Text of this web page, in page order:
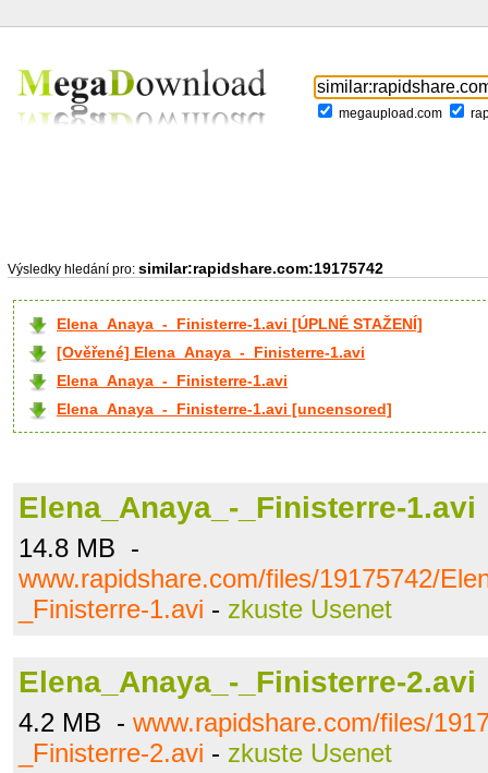
megaupload.com
Výsledky hledání pro: similar:rapidshare.com:19175742
Elena_Anaya_-_Finisterre-1.avi [ÚPLNÉ STAŽENÍ]
[Ověřené] Elena_Anaya_-_Finisterre-1.avi
Elena_Anaya_-_Finisterre-1.avi
Elena_Anaya_-_Finisterre-1.avi [uncensored]
Elena_Anaya_-_Finisterre-1.avi
14.8 MB -
www.rapidshare.com/files/19175742/
_Finisterre-1.avi - zkuste Usenet
Elena_Anaya_-_Finisterre-2.avi
4.2 MB - www.rapidshare.com/files/
_Finisterre-2.avi - zkuste Usenet